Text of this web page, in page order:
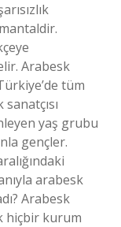
Arabesk
tüm
yaş grubu
gençler.
arabesk
Arabesk
hiçbir kurum